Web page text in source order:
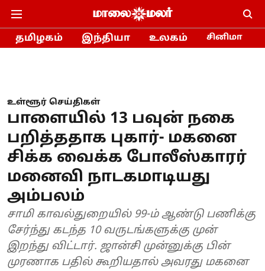
தமிழகம் இந்தியா உலகம் சினிமா
உள்ளூர் செய்திகள்
பாளையில் 13 பவுன் நகை
பறித்ததாக புகார்- மகனை
சிக்க வைக்க போலீஸ்காரர்
மனைவி நாடகமாடியது
அம்பலம்
சாமி காவல்துறையில் 99-ம் ஆண்டு பணிக்கு
சேர்ந்து கடந்த 10 வருடங்களுக்கு முன்
இறந்து விட்டார். ஜான்சி முன்னுக்கு பின்
முரணாக பதில் கூறியதால் அவரது மகனை